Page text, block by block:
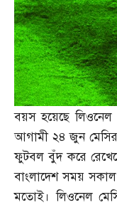
বয়স হয়েছে লিওনেল
আগামী ২৪ জুন
ফুটবল বুঁদ করে
বাংলাদেশ সময় সকাল
মতোই। লিওনেল